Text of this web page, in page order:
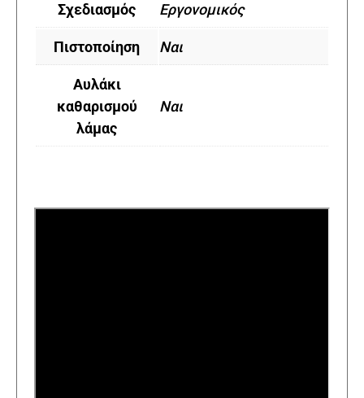
Σχεδιασμός Εργονομικός
Πιστοποίηση Ναι
Αυλάκι
καθαρισμού
λάμας
Ναι